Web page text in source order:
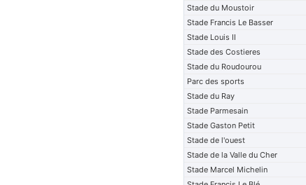
Stade du Moustoir
Stade Francis Le Basser
Stade Louis II
Stade des Costieres
Stade du Roudourou
Parc des sports
Stade du Ray
Stade Parmesain
Stade Gaston Petit
Stade de l'ouest
Stade de la Valle du Cher
Stade Marcel Michelin